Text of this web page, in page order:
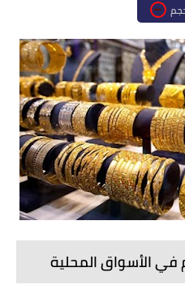
في الأسواق المحلية